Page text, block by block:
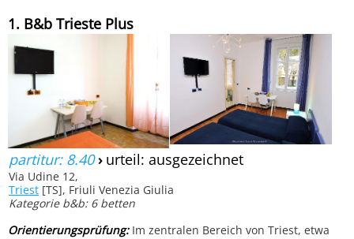
1. B&b Trieste Plus
partitur: 8.40› urteil: ausgezeichnet
Via Udine 12,
Triest [TS], Friuli Venezia Giulia
Kategorie b&b: 6 betten
Orientierungsprüfung:Im zentralen Bereich von Triest, etwa